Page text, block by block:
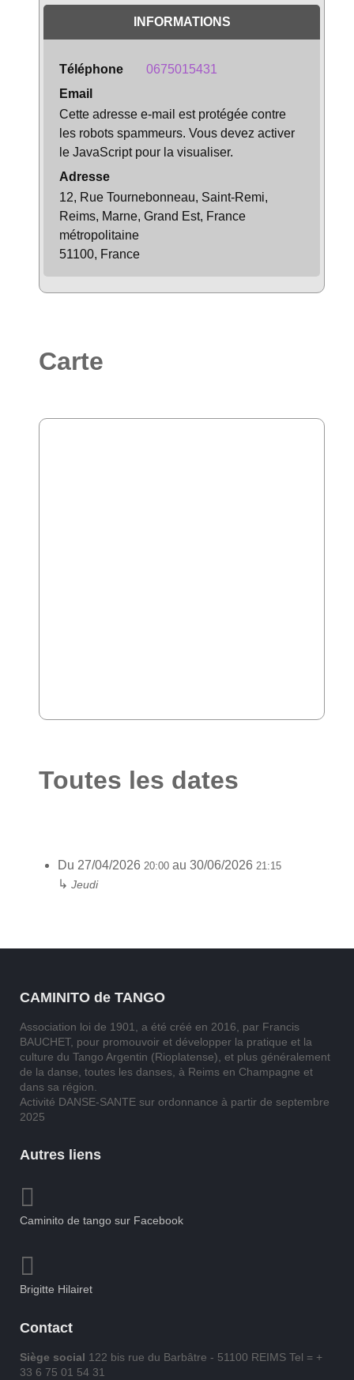
INFORMATIONS
Téléphone
0675015431
Email
Cette adresse e-mail est protégée contre
les robots spammeurs. Vous devez activer
le JavaScript pour la visualiser.
Adresse
12, Rue Tournebonneau, Saint-Remi,
Reims, Marne, Grand Est, France
métropolitaine
51100, France
Carte
Toutes les dates
Du 27/04/2026 20:00 au 30/06/2026 21:15
↳ Jeudi
CAMINITO de TANGO
Association loi de 1901, a été créé en 2016, par Francis
BAUCHET, pour promouvoir et développer la pratique et la
culture du Tango Argentin (Rioplatense), et plus généralement
de la danse, toutes les danses, à Reims en Champagne et
dans sa région.
Activité DANSE-SANTE sur ordonnance à partir de septembre
2025
Autres liens
Caminito de tango sur Facebook
Brigitte Hilairet
Contact
Siège social 122 bis rue du Barbâtre - 51100 REIMS Tel = +
33 6 75 01 54 31